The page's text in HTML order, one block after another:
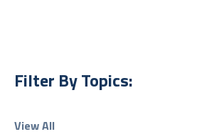
Filter By Topics:
View All